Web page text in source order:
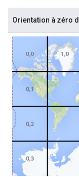
Orientation à zéro